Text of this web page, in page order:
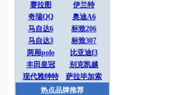
赛拉图
伊兰特
奇瑞QQ
奥迪A6
马自达6
标致206
马自达3
标致307
两厢polo
比亚迪f3
丰田皇冠
别克凯越
现代雅绅特
萨拉毕加索
热点品牌推荐